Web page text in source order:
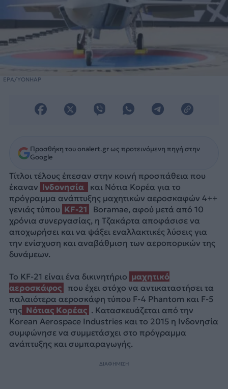
EPA/YONHAP
Προσθήκη του onalert.gr ως προτεινόμενη πηγή στην
Google
Τίτλοι τέλους έπεσαν στην κοινή προσπάθεια που
έκαναν Ινδονησία
και Νότια Κορέα για το
πρόγραμμα ανάπτυξης μαχητικών αεροσκαφών 4++
γενιάς τύπου KF-21
Boramae, αφού μετά από 10
χρόνια συνεργασίας, η Τζακάρτα αποφάσισε να
αποχωρήσει και να ψάξει εναλλακτικές λύσεις για
την ενίσχυση και αναβάθμιση των αεροπορικών της
δυνάμεων.
Το KF-21 είναι ένα δικινητήριο μαχητικό
αεροσκάφος
που έχει στόχο να αντικαταστήσει τα
παλαιότερα αεροσκάφη τύπου F-4 Phantom και F-5
της Νότιας Κορέας . Κατασκευάζεται από την
Korean Aerospace Industries και το 2015 η Ινδονησία
συμφώνησε να συμμετάσχει στο πρόγραμμα
ανάπτυξης και συμπαραγωγής.
ΔΙΑΦΗΜΙΣΗ